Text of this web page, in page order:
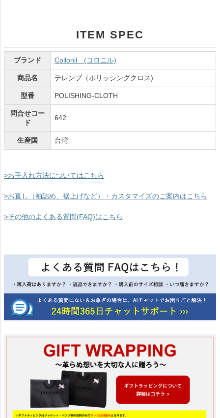
ITEM SPEC
ブランド Collonil (コロニル)
商品名 テレンプ（ポリッシングクロス)
型番 POLISHING-CLOTH
問合せコー
ド
642
生産国 台湾
>お手入れ方法についてはこちら
>お直し（袖詰め、裾上げなど）・カスタマイズのご案内はこちら
>その他のよくある質問(FAQ)はこちら